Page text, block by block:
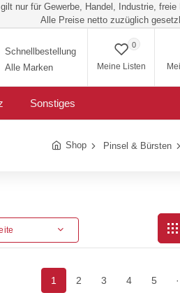
nur für Gewerbe, Handel, Industrie, freie
Alle Preise netto zuzüglich
Schnellbestellung
Alle Marken
0
Meine Listen
Sonstiges
Shop Pinsel & Bürsten
1 2 3 4 5